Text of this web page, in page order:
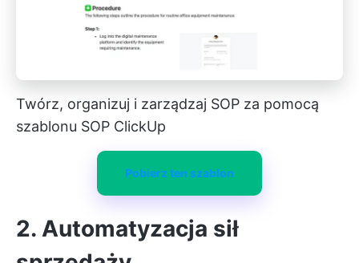
Twórz, organizuj i zarządzaj SOP za pomocą
szablonu SOP ClickUp
Pobierz ten szablon
2. Automatyzacja sił